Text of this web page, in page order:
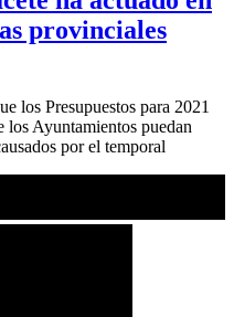
provinciales
los Presupuestos para 2021
los Ayuntamientos puedan
por el temporal